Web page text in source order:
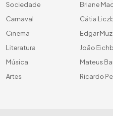
Sociedade
Carnaval
Cinema
Literatura
Música
Artes
Briane
Cátia
Edgar
João
Mateus
Ricardo